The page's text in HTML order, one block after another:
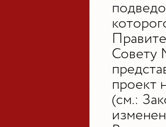
Совету
проект
(см.: